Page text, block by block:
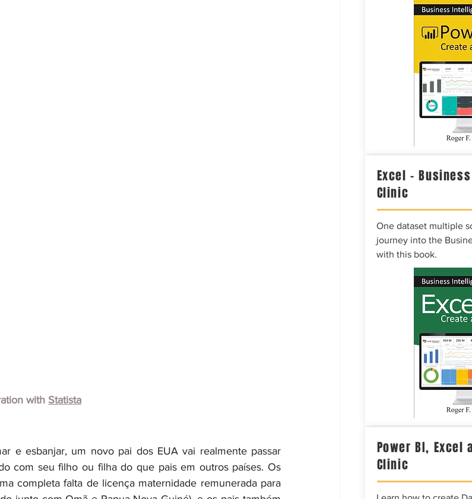
with Statista
e esbanjar, um novo pai dos EUA vai realmente passar
com seu filho ou filha do que pais em outros países. Os
completa falta de licença maternidade remunerada para
Excel –
Clinic
One dataset multiple
journey into the
with this book.
Power BI, Excel
Clinic